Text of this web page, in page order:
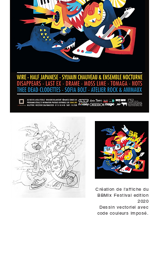
Création de l'affiche du
BBMix Festival edition
2020
Dessin vectoriel avec
code couleurs imposé.